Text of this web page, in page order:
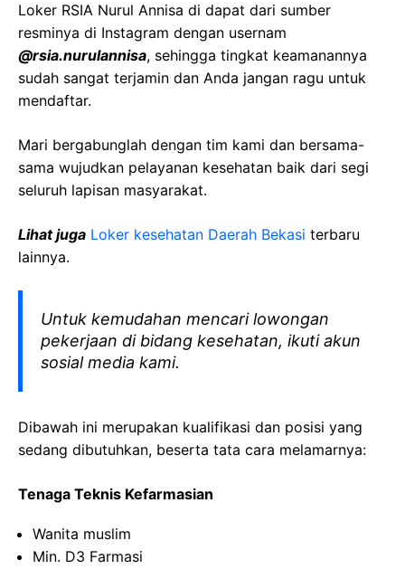
Loker RSIA Nurul Annisa di dapat dari sumber
resminya di Instagram dengan usernam
@rsia.nurulannisa, sehingga tingkat keamanannya
sudah sangat terjamin dan Anda jangan ragu untuk
mendaftar.
Mari bergabunglah dengan tim kami dan bersama-
sama wujudkan pelayanan kesehatan baik dari segi
seluruh lapisan masyarakat.
Lihat juga Loker kesehatan Daerah Bekasi terbaru
lainnya.
Untuk kemudahan mencari lowongan
pekerjaan di bidang kesehatan, ikuti akun
sosial media kami.
Dibawah ini merupakan kualifikasi dan posisi yang
sedang dibutuhkan, beserta tata cara melamarnya:
Tenaga Teknis Kefarmasian
Wanita muslim
Min. D3 Farmasi